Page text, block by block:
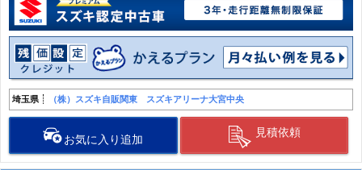
埼玉県 （株）スズキ自販関東 スズキアリーナ大宮中央
お気に入り追加
見積依頼